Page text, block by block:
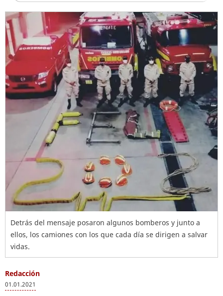
Detrás del mensaje posaron algunos bomberos y junto a
ellos, los camiones con los que cada día se dirigen a salvar
vidas.
Redacción
01.01.2021